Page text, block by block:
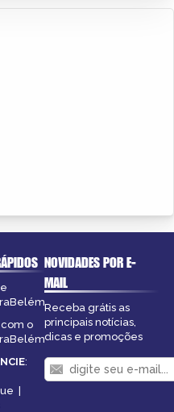
o
:
|
NOVIDADES POR E-
MAIL
Receba grátis as
principais notícias,
dicas e promoções